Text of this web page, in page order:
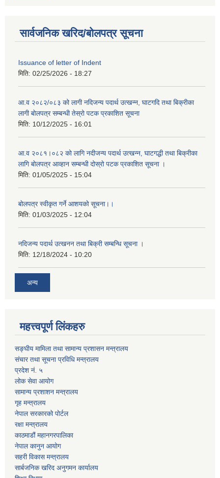
सार्वजनिक खरिद/बोलपत्र सूचना
Issuance of letter of Indent
मिति: 02/25/2026 - 18:27
आ.व २०८२/०८३ को लागी नदिजन्य पदार्थ उत्खन्न, घाटगदि तथा बिक्रीका
लागी बोलपत्र सम्बन्धी तेस्रो पटक प्रकाशित सूचना
मिति: 10/12/2025 - 16:01
आ.व २०८१।०८२ को लागि नदीजन्य पदार्थ उत्खन्न, घाटगद्धी तथा बिक्रीका
लागि बोलपत्र आव्हान सम्बन्धी दोस्रो पटक प्रकाशित सूचना ।
मिति: 01/05/2025 - 15:04
बोलपत्र स्वीकृत गर्ने आशयको सूचना।।
मिति: 01/03/2025 - 12:04
नदिजन्य पदार्थ उत्खनन तथा बिक्री सम्बन्धि सूचना ।
मिति: 12/18/2024 - 10:20
अन्य
महत्त्वपूर्ण लिंकहरु
सङ्घीय मामिला तथा सामान्य प्रशासन मन्त्रालय
संचार तथा सूचना प्रविधि मन्त्रालय
प्रदेश नं. ५
लोक सेवा आयोग
सामान्य प्रशाशन मन्त्रालय
गृह मन्त्रालय
नेपाल सरकारको पोर्टल
रक्षा मन्त्रालय
काठमाडौं महानगरपालिका
नेपाल कानुन आयोग
सहरी विकास मन्त्रालय
सार्बजनिक खरिद अनुगमन कार्यालय